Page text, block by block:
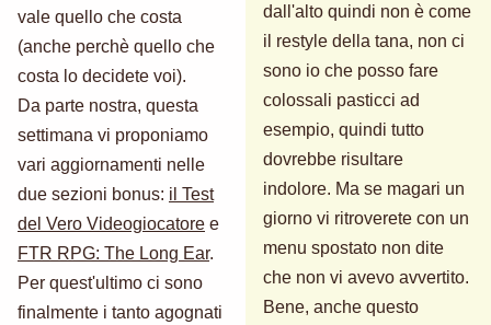
vale quello che costa
(anche perchè quello che
costa lo decidete voi).
Da parte nostra, questa
settimana vi proponiamo
vari aggiornamenti nelle
due sezioni bonus: il Test
del Vero Videogiocatore e
FTR RPG: The Long Ear.
Per quest'ultimo ci sono
finalmente i tanto agognati
dall'alto quindi non è come
il restyle della tana, non ci
sono io che posso fare
colossali pasticci ad
esempio, quindi tutto
dovrebbe risultare
indolore. Ma se magari un
giorno vi ritroverete con un
menu spostato non dite
che non vi avevo avvertito.
Bene, anche questo